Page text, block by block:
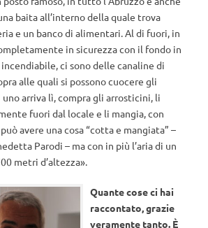
baita all’interno della quale trova
e un banco di alimentari. Al di fuori, in
in sicurezza con il fondo in
ci sono delle canaline di
alle quali si possono cuocere gli
arriva lì, compra gli arrosticini, li
fuori dal locale e li mangia, con
avere una cosa “cotta e mangiata” –
Parodi – ma con in più l’aria di un
metri d’altezza».
Quante cose ci hai
raccontato, grazie
veramente tanto. È